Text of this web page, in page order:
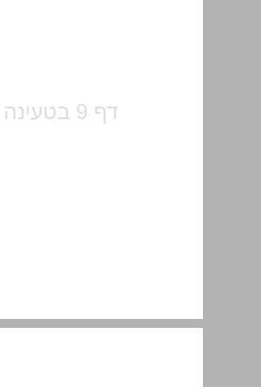
ירושלים בתקופה הביזאנטית ... 11